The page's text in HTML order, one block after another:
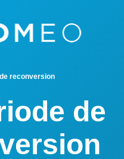
reconversion
de